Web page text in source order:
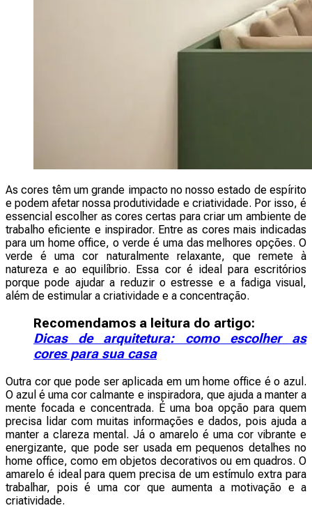
As cores têm um grande impacto no nosso estado de espírito
e podem afetar nossa produtividade e criatividade. Por isso, é
essencial escolher as cores certas para criar um ambiente de
trabalho eficiente e inspirador. Entre as cores mais indicadas
para um home office, o verde é uma das melhores opções. O
verde é uma cor naturalmente relaxante, que remete à
natureza e ao equilíbrio. Essa cor é ideal para escritórios
porque pode ajudar a reduzir o estresse e a fadiga visual,
além de estimular a criatividade e a concentração.
Recomendamos a leitura do artigo:
Dicas de arquitetura: como escolher as
cores para sua casa
Outra cor que pode ser aplicada em um home office é o azul.
O azul é uma cor calmante e inspiradora, que ajuda a manter a
mente focada e concentrada. É uma boa opção para quem
precisa lidar com muitas informações e dados, pois ajuda a
manter a clareza mental. Já o amarelo é uma cor vibrante e
energizante, que pode ser usada em pequenos detalhes no
home office, como em objetos decorativos ou em quadros. O
amarelo é ideal para quem precisa de um estímulo extra para
trabalhar, pois é uma cor que aumenta a motivação e a
criatividade.